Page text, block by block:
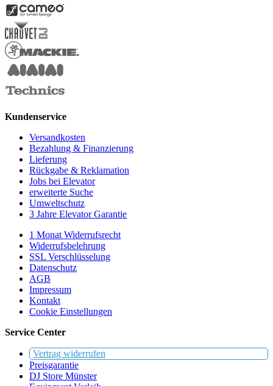
Kundenservice
Versandkosten
Bezahlung & Finanzierung
Lieferung
Rückgabe & Reklamation
Jobs bei Elevator
erweiterte Suche
Umweltschutz
3 Jahre Elevator Garantie
1 Monat Widerrufsrecht
Widerrufsbelehrung
SSL Verschlüsselung
Datenschutz
AGB
Impressum
Kontakt
Cookie Einstellungen
Service Center
Vertrag widerrufen
Preisgarantie
DJ Store Münster